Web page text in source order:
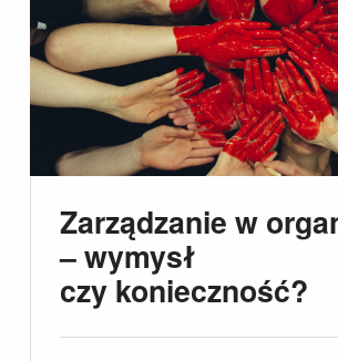
Zarządzanie w
– wymysł
czy konieczność?